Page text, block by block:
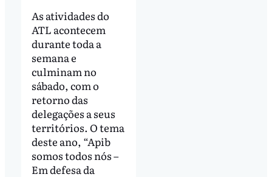
As atividades do
ATL acontecem
durante toda a
semana e
culminam no
sábado, com o
retorno das
delegações a seus
territórios. O tema
deste ano, “Apib
somos todos nós –
Em defesa da